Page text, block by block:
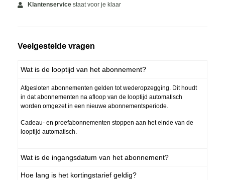
Klantenservice staat voor je klaar
Veelgestelde vragen
Wat is de looptijd van het abonnement?
Afgesloten abonnementen gelden tot wederopzegging. Dit houdt
in dat abonnementen na afloop van de looptijd automatisch
worden omgezet in een nieuwe abonnementsperiode.
Cadeau- en proefabonnementen stoppen aan het einde van de
looptijd automatisch.
Wat is de ingangsdatum van het abonnement?
Hoe lang is het kortingstarief geldig?